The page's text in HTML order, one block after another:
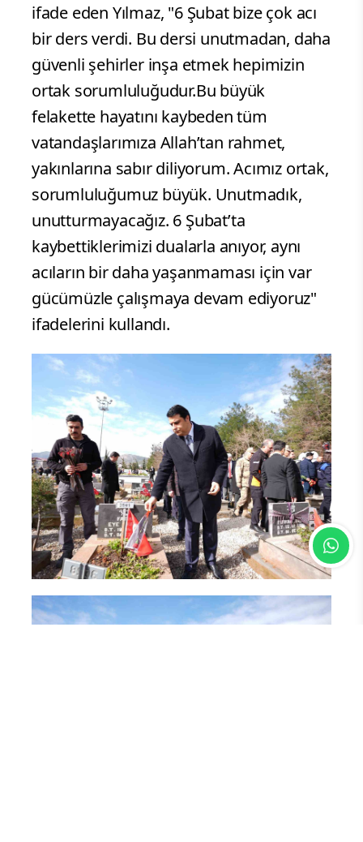
ifade eden Yılmaz, "6 Şubat bize çok acı
bir ders verdi. Bu dersi unutmadan, daha
güvenli şehirler inşa etmek hepimizin
ortak sorumluluğudur.Bu büyük
felakette hayatını kaybeden tüm
vatandaşlarımıza Allah’tan rahmet,
yakınlarına sabır diliyorum. Acımız ortak,
sorumluluğumuz büyük. Unutmadık,
unutturmayacağız. 6 Şubat’ta
kaybettiklerimizi dualarla anıyor, aynı
acıların bir daha yaşanmaması için var
gücümüzle çalışmaya devam ediyoruz"
ifadelerini kullandı.